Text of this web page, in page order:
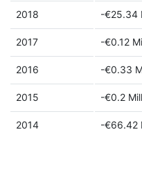
2018 -€25.34
2017 -€0.12
2016 -€0.33
2015 -€0.2
2014 -€66.42